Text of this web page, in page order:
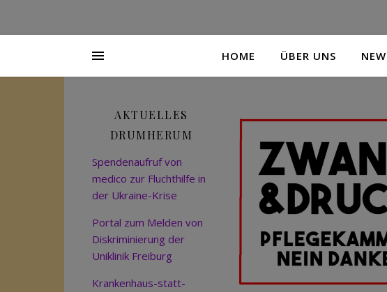
HOME ÜBER UNS
AKTUELLES
DRUMHERUM
Spendenaufruf von
medico zur Fluchthilfe in
der Ukraine-Krise
Portal zum Melden von
Diskriminierung der
Uniklinik Freiburg
Krankenhaus-statt-